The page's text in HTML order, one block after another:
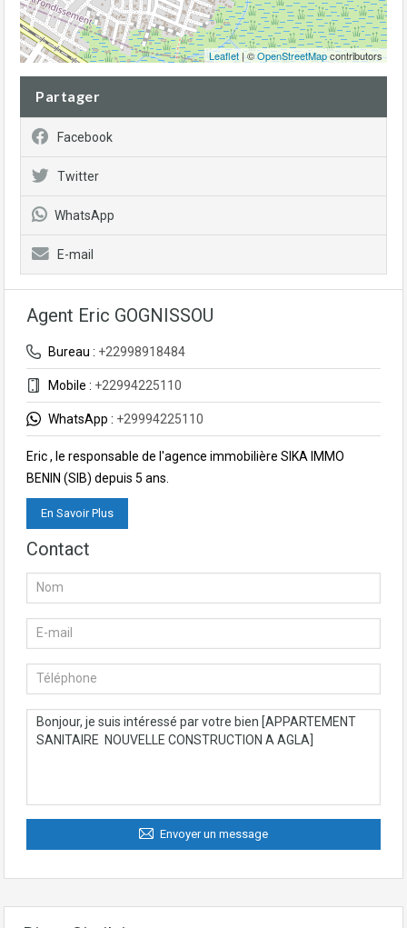
Leaflet | ©OpenStreetMapcontributors
Partager
Facebook
Twitter
WhatsApp
E-mail
Agent Eric GOGNISSOU
Bureau : +22998918484
Mobile : +22994225110
WhatsApp : +29994225110
Eric , le responsable de l'agence immobilière SIKA IMMO
BENIN (SIB) depuis 5 ans.
En Savoir Plus
Contact
Envoyer un message